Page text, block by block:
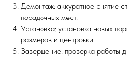
Демонтаж: аккуратное снятие
посадочных мест.
Установка: установка новых
размеров и центровки.
Завершение: проверка работы